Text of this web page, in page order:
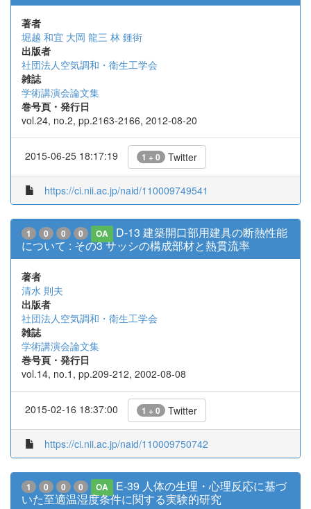
著者
堀越 和宜 大岡 龍三 林 鍾街
出版者
社団法人空気調和・衛生工学会
雑誌
学術講演会論文集
巻号頁・発行日
vol.24, no.2, pp.2163-2166, 2012-08-20
2015-06-25 18:17:19 1 + 0 Twitter
https://ci.nii.ac.jp/naid/110009749541
1 0 0 0 OA
D-13 建築開口部用建具の断熱性能
について : その3 サッシの構成部材と熱貫流率
著者
清水 則夫
出版者
社団法人空気調和・衛生工学会
雑誌
学術講演会論文集
巻号頁・発行日
vol.14, no.1, pp.209-212, 2002-08-08
2015-02-16 18:37:00 1 + 0 Twitter
https://ci.nii.ac.jp/naid/110009750742
1 0 0 0 OA
E-39 人体の生理・心理反応に基づ
いた至適温湿度条件に関する実験的研究